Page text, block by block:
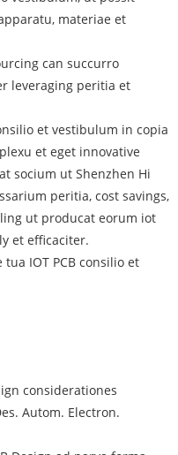
materiae et
can succurro
leveraging peritia et
et vestibulum in copia
et eget innovative
socium ut Shenzhen Hi
peritia, cost savings,
ut producat eorum iot
et efficaciter.
tua IOT PCB consilio et
considerationes
Autom. Electron.